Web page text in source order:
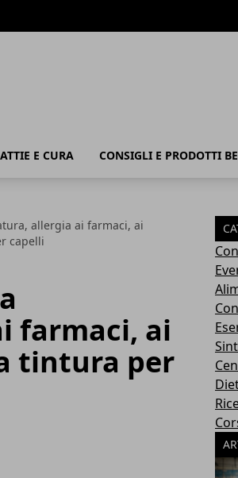
E CURA CONSIGLI E PRODOTTI
allergia ai farmaci, ai
capelli
farmaci, ai
tintura per